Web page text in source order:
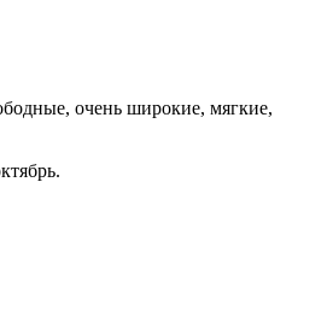
очень широкие, мягкие,